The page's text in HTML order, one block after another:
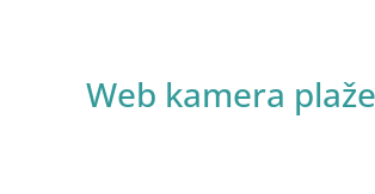
Web kamera